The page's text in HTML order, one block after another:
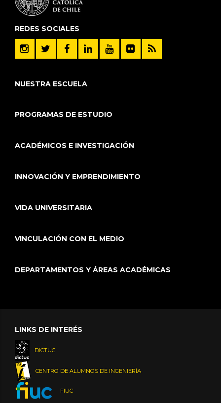
REDES SOCIALES
NUESTRA ESCUELA
PROGRAMAS DE ESTUDIO
ACADÉMICOS E INVESTIGACIÓN
INNOVACIÓN Y EMPRENDIMIENTO
VIDA UNIVERSITARIA
VINCULACIÓN CON EL MEDIO
DEPARTAMENTOS Y ÁREAS ACADÉMICAS
LINKS DE INTERÉS
DICTUC
CENTRO DE ALUMNOS DE INGENIERÍA
FIUC